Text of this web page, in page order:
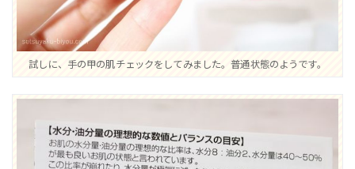
試しに、手の甲の肌チェックをしてみました。普通状態のようです。